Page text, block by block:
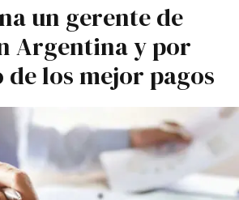
un gerente de
Argentina y por
de los mejor pagos